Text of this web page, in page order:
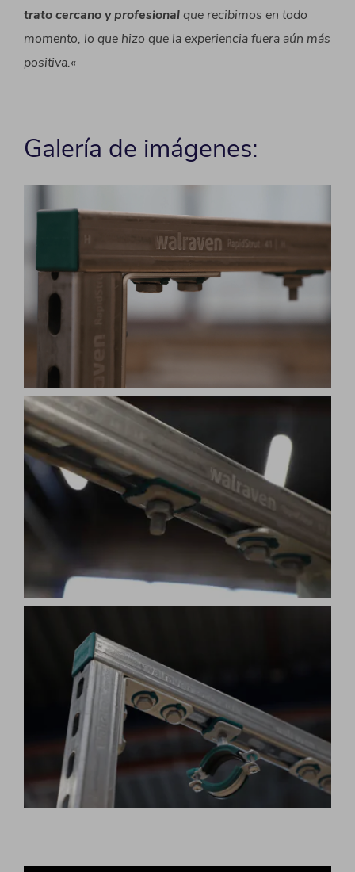
trato cercano y profesionalque recibimos en todo
momento, lo que hizo que la experiencia fuera aún más
positiva.«
Galería de imágenes: